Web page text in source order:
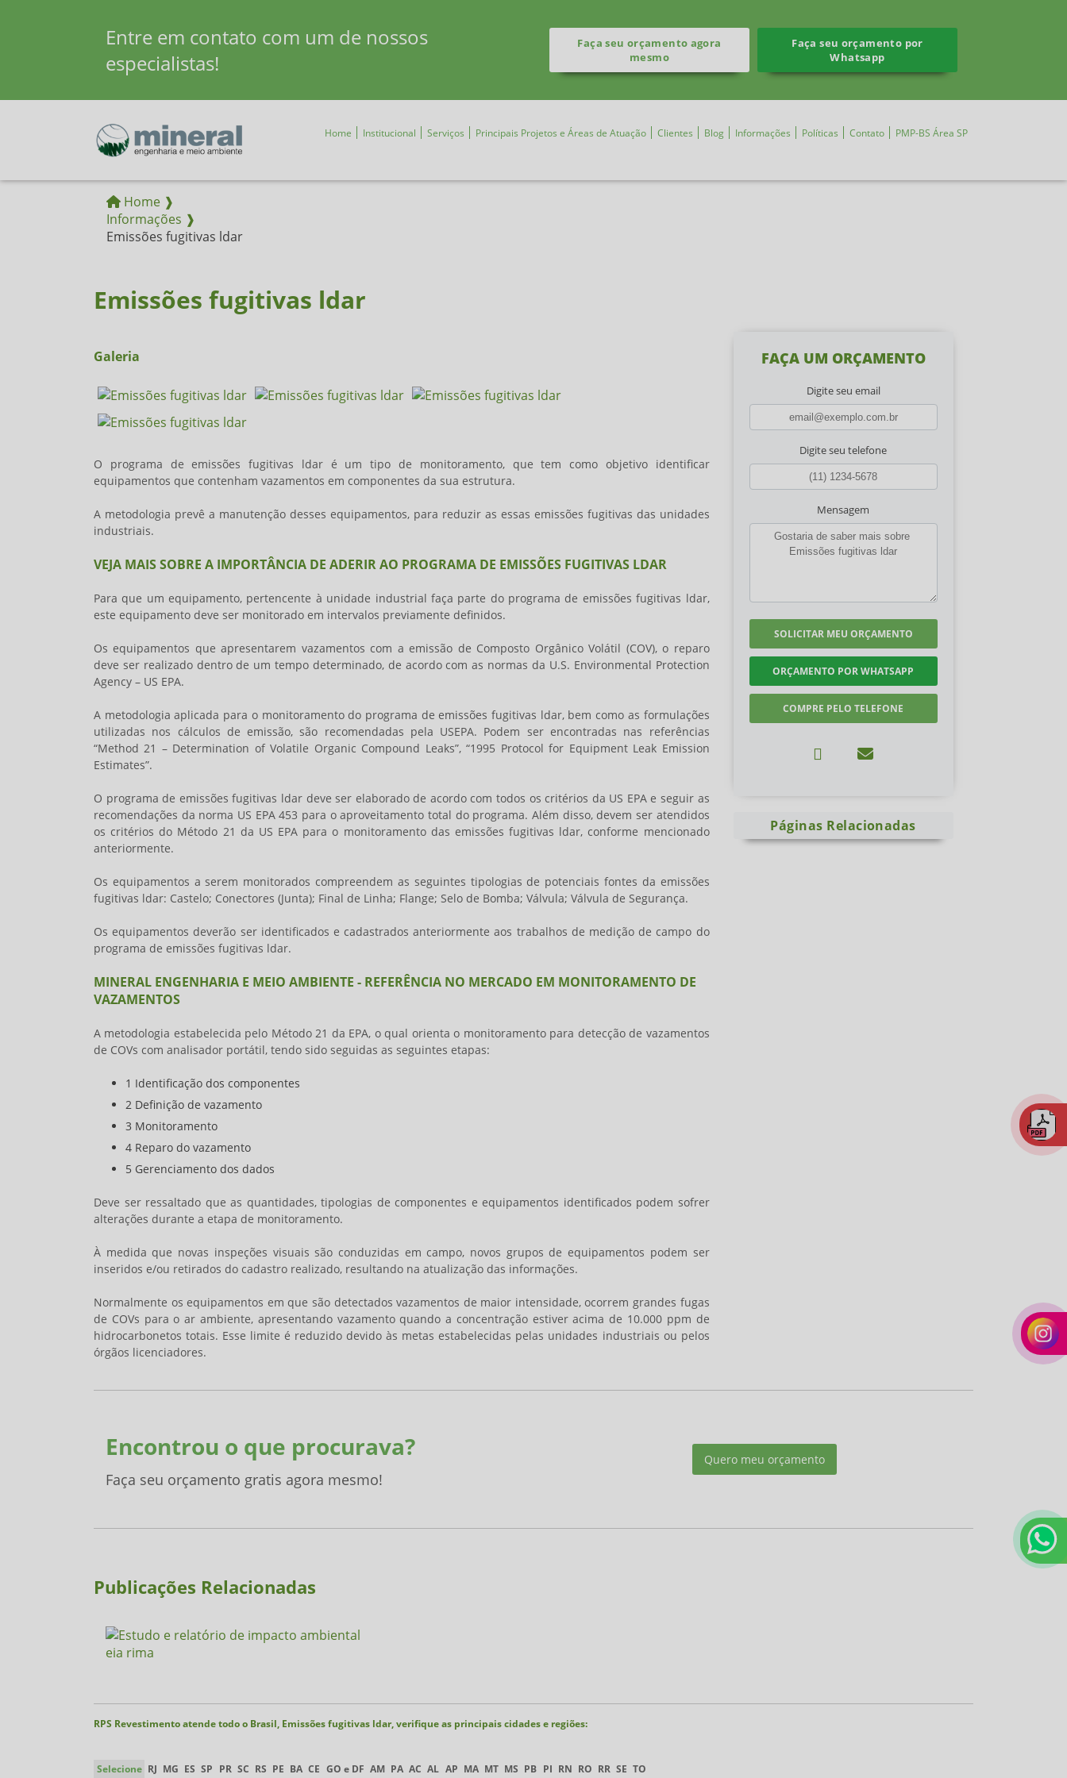
Entre em contato com um de nossos
especialistas!
Faça seu orçamento agora
mesmo
Faça seu orçamento por
Whatsapp
Home Institucional Serviços Principais Projetos e Áreas de Atuação Clientes Blog Informações Políticas Contato PMP-BS Área SP
Home ❱
Informações ❱
Emissões fugitivas ldar
Emissões fugitivas ldar
Galeria
O programa de emissões fugitivas ldaré um tipo de monitoramento, que tem como objetivo identificar
equipamentos que contenham vazamentos em componentes da sua estrutura.
A metodologia prevê a manutenção desses equipamentos, para reduzir as essas emissões fugitivas das unidades
industriais.
VEJA MAIS SOBRE A IMPORTÂNCIA DE ADERIR AO PROGRAMA DE EMISSÕES FUGITIVAS LDAR
Para que um equipamento, pertencente à unidade industrial faça parte do programa de emissões fugitivas ldar,
este equipamento deve ser monitorado em intervalos previamente definidos.
Os equipamentos que apresentarem vazamentos com a emissão de Composto Orgânico Volátil (COV), o reparo
deve ser realizado dentro de um tempo determinado, de acordo com as normas da U.S. Environmental Protection
Agency – US EPA.
A metodologia aplicada para o monitoramento do programa de emissões fugitivas ldar, bem como as formulações
utilizadas nos cálculos de emissão, são recomendadas pela USEPA. Podem ser encontradas nas referências
“Method 21 – Determination of Volatile Organic Compound Leaks”, “1995 Protocol for Equipment Leak Emission
Estimates”.
O programa de emissões fugitivas ldardeve ser elaborado de acordo com todos os critérios da US EPA e seguir as
recomendações da norma US EPA 453 para o aproveitamento total do programa. Além disso, devem ser atendidos
os critérios do Método 21 da US EPA para o monitoramento das emissões fugitivas ldar, conforme mencionado
anteriormente.
Os equipamentos a serem monitorados compreendem as seguintes tipologias de potenciais fontes da emissões
fugitivas ldar: Castelo; Conectores (Junta); Final de Linha; Flange; Selo de Bomba; Válvula; Válvula de Segurança.
Os equipamentos deverão ser identificados e cadastrados anteriormente aos trabalhos de medição de campo do
programa de emissões fugitivas ldar.
MINERAL ENGENHARIA E MEIO AMBIENTE - REFERÊNCIA NO MERCADO EM MONITORAMENTO DE
VAZAMENTOS
A metodologia estabelecida pelo Método 21 da EPA, o qual orienta o monitoramento para detecção de vazamentos
de COVs com analisador portátil, tendo sido seguidas as seguintes etapas:
1 Identificação dos componentes
2 Definição de vazamento
3 Monitoramento
4 Reparo do vazamento
5 Gerenciamento dos dados
Deve ser ressaltado que as quantidades, tipologias de componentes e equipamentos identificados podem sofrer
alterações durante a etapa de monitoramento.
À medida que novas inspeções visuais são conduzidas em campo, novos grupos de equipamentos podem ser
inseridos e/ou retirados do cadastro realizado, resultando na atualização das informações.
Normalmente os equipamentos em que são detectados vazamentos de maior intensidade, ocorrem grandes fugas
de COVs para o ar ambiente, apresentando vazamento quando a concentração estiver acima de 10.000 ppm de
hidrocarbonetos totais. Esse limite é reduzido devido às metas estabelecidas pelas unidades industriais ou pelos
órgãos licenciadores.
FAÇA UM ORÇAMENTO
Digite seu email
Digite seu telefone
Mensagem
SOLICITAR MEU ORÇAMENTO
ORÇAMENTO POR WHATSAPP
COMPRE PELO TELEFONE
Páginas Relacionadas
Encontrou o que procurava?
Faça seu orçamento gratis agora mesmo!
Quero meu orçamento
Publicações Relacionadas
RPS Revestimento atende todo o Brasil, Emissões fugitivas ldar, verifique as principais cidades e regiões:
Selecione RJ MG ES SP PR SC RS PE BA CE GO e DF AM PA AC AL AP MA MT MS PB PI RN RO RR SE TO